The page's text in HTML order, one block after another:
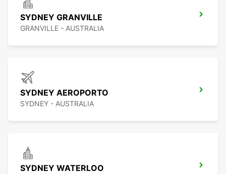
SYDNEY GRANVILLE
GRANVILLE - AUSTRALIA
SYDNEY AEROPORTO
SYDNEY - AUSTRALIA
SYDNEY WATERLOO